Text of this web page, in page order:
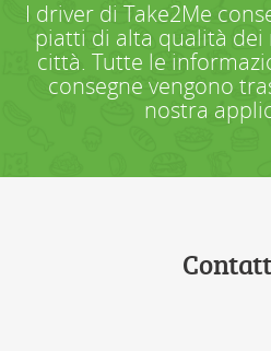
I driver di Take2Me
piatti di alta qualità dei
città. Tutte le
consegne vengono
nostra